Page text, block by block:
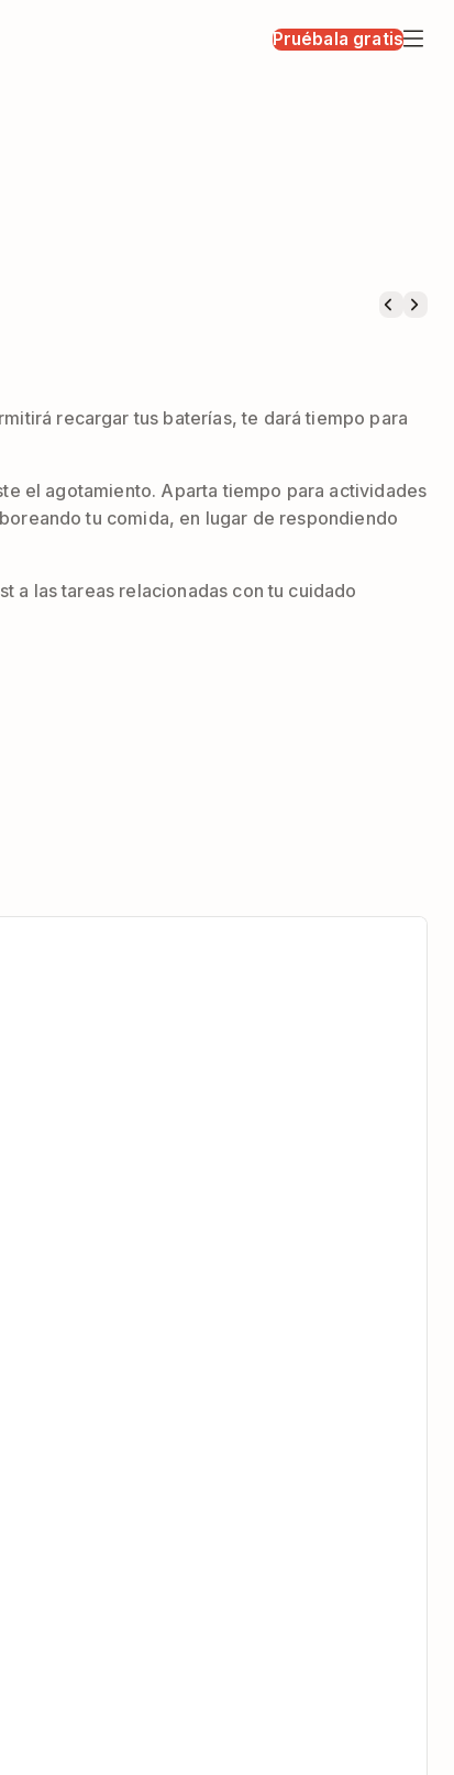
Pruébala gratis
recargar tus baterías, te dará tiempo para
el agotamiento. Aparta tiempo para actividades
tu comida, en lugar de respondiendo
a las tareas relacionadas con tu cuidado